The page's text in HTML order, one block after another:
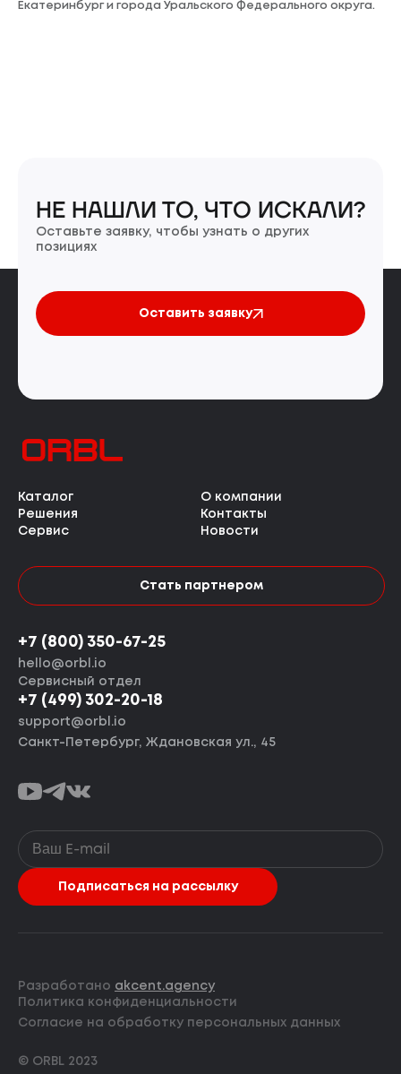
Екатеринбург и города Уральского Федерального округа.
НЕ НАШЛИ ТО, ЧТО ИСКАЛИ?
Оставьте заявку, чтобы узнать о других
позициях
Оставить заявку
Каталог
Решения
Сервис
О компании
Контакты
Новости
+7 (800) 350-67-25
hello@orbl.io
+7 (499) 302-20-18
Сервисный отдел
support@orbl.io
Санкт-Петербург, Ждановская ул., 45
Стать партнером
© ORBL 2023
Разработано akcent.agency
Политика конфиденциальности
Согласие на обработку персональных данных